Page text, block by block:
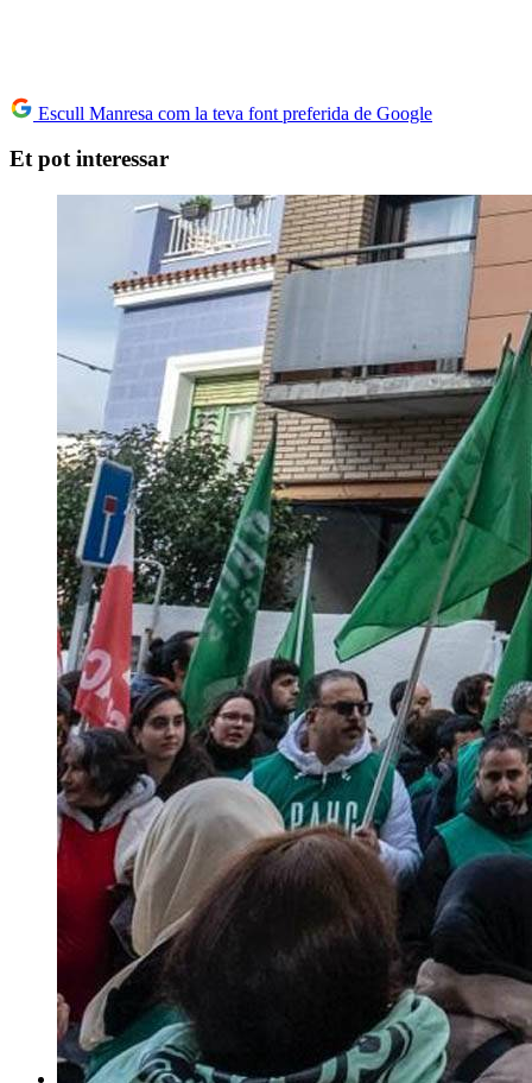
Escull Manresa com la teva font preferida de Google
Et pot interessar